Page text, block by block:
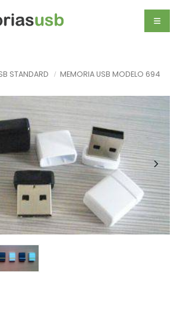
STANDARD MEMORIA USB MODELO 694